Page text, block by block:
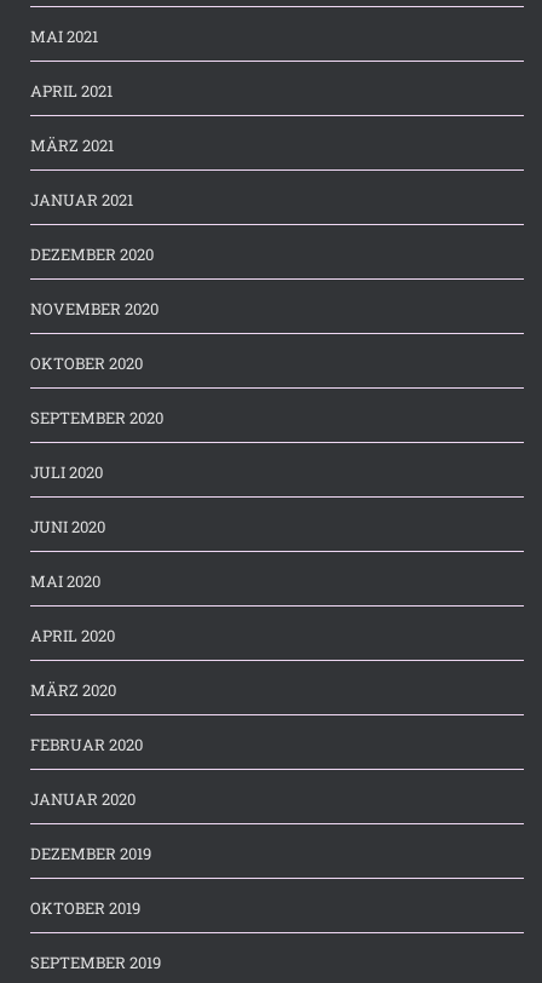
MAI 2021
APRIL 2021
MÄRZ 2021
JANUAR 2021
DEZEMBER 2020
NOVEMBER 2020
OKTOBER 2020
SEPTEMBER 2020
JULI 2020
JUNI 2020
MAI 2020
APRIL 2020
MÄRZ 2020
FEBRUAR 2020
JANUAR 2020
DEZEMBER 2019
OKTOBER 2019
SEPTEMBER 2019